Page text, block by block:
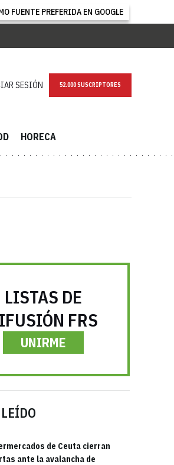
FUENTE PREFERIDA EN GOOGLE
SESIÓN NEWSLETTER
HORECA
LISTAS DE
FRS
UNIRME
de Ceuta cierran
ante la avalancha de